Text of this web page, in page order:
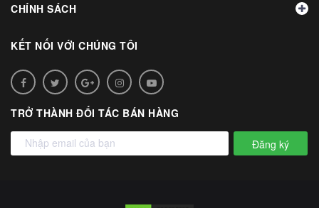
CHÍNH SÁCH
KẾT NỐI VỚI CHÚNG TÔI
TRỞ THÀNH ĐỐI TÁC BÁN HÀNG
Đăng ký